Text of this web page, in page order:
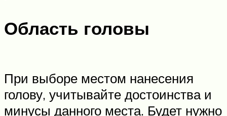
Область головы
При выборе местом нанесения
голову, учитывайте достоинства и
минусы данного места. Будет нужно